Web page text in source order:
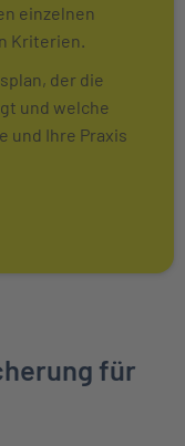
einzelnen
Kriterien.
der die
und welche
und Ihre Praxis
für